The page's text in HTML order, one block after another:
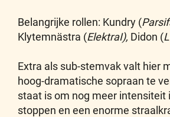
Belangrijke rollen: Kundry (
Klytemnästra (ElektraI), Didon (
Extra als sub-stemvak valt hier
hoog-dramatische sopraan te
staat is om nog meer intensiteit
stoppen en een enorme